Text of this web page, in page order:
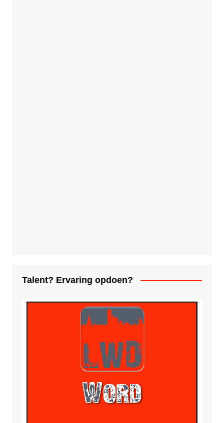
Talent? Ervaring opdoen?